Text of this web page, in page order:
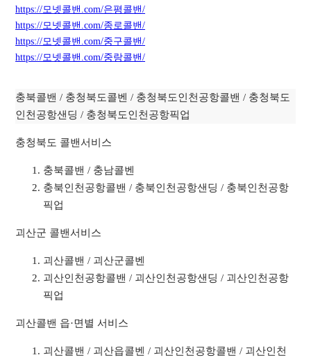
https://모넷콜밴.com/은평콜밴/
https://모넷콜밴.com/종로콜밴/
https://모넷콜밴.com/중구콜밴/
https://모넷콜밴.com/중랑콜밴/
충북콜밴 / 충청북도콜벤 / 충청북도인천공항콜밴 / 충청북도
인천공항샌딩 / 충청북도인천공항픽업
충청북도 콜밴서비스
충북콜밴 / 충남콜벤
충북인천공항콜밴 / 충북인천공항샌딩 / 충북인천공항
픽업
괴산군 콜밴서비스
괴산콜밴 / 괴산군콜벤
괴산인천공항콜밴 / 괴산인천공항샌딩 / 괴산인천공항
픽업
괴산콜밴 읍·면별 서비스
괴산콜밴 / 괴산읍콜벤 / 괴산인천공항콜밴 / 괴산인천